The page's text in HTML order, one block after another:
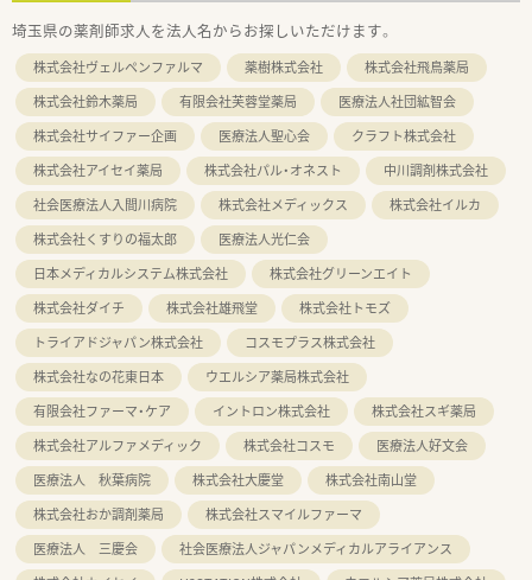
埼玉県の薬剤師求人を法人名からお探しいただけます。
株式会社ヴェルペンファルマ 薬樹株式会社
株式会社飛鳥薬局
株式会社鈴木薬局
有限会社芙蓉堂薬局
医療法人社団絋智会
株式会社サイファー企画
医療法人聖心会
クラフト株式会社
株式会社アイセイ薬局
株式会社パル・オネスト
中川調剤株式会社
社会医療法人入間川病院
株式会社メディックス
株式会社イルカ
株式会社くすりの福太郎
医療法人光仁会
日本メディカルシステム株式会社
株式会社グリーンエイト
株式会社ダイチ
株式会社雄飛堂
株式会社トモズ
トライアドジャパン株式会社
コスモプラス株式会社
株式会社なの花東日本
ウエルシア薬局株式会社
有限会社ファーマ・ケア
イントロン株式会社
株式会社スギ薬局
株式会社アルファメディック
株式会社コスモ
医療法人好文会
医療法人 秋葉病院
株式会社大慶堂
株式会社南山堂
株式会社おか調剤薬局
株式会社スマイルファーマ
医療法人 三慶会
社会医療法人ジャパンメディカルアライアンス